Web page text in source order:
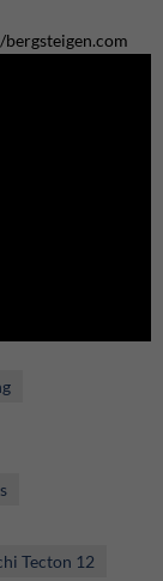
Tecton 12